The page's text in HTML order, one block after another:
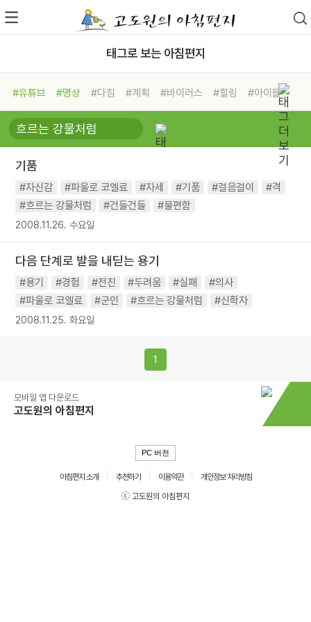
태그로 보는 아침편지
#유튜브 #명상 #다짐 #계획 #바이러스 #힐링
#아이들
#비전캠프
#독서캠프 #삶
#희망
#나눔 #친구 #링컨학교
#독서
기품
#자신감 #파울로 코엘료 #자세 #기품 #걸음걸이
#격
#흐르는 강물처럼
#건들건들 #불편함
2008.11.26. 수요일
다음 단계로 발을 내딛는 용기
#용기 #경험 #전진 #두려움 #실패
#의사
#파울로 코엘료
#군인 #흐르는 강물처럼 #신학자
2008.11.25. 화요일
1
모바일 앱 다운로드
고도원의 아침편지
PC 버전
아침편지 소개 추천하기 이용약관
개인정보 처리방침
ⓒ 고도원의 아침편지